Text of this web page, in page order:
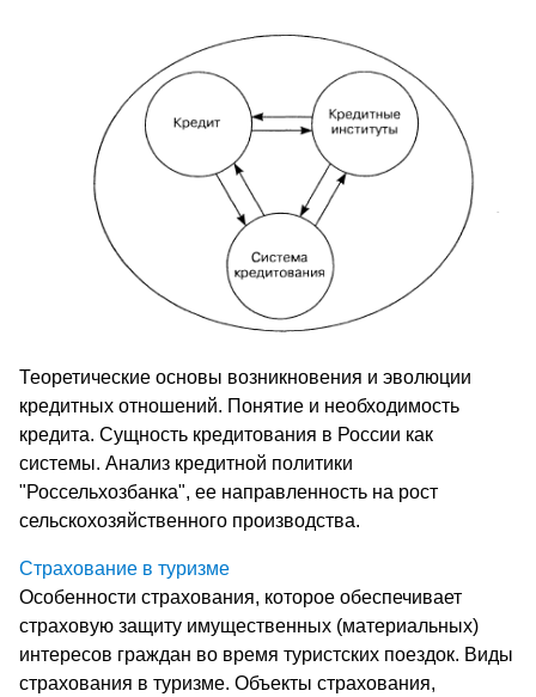
Теоретические основы возникновения и эволюции
кредитных отношений. Понятие и необходимость
кредита. Сущность кредитования в России как
системы. Анализ кредитной политики
"Россельхозбанка", ее направленность на рост
сельскохозяйственного производства.
Страхование в туризме
Особенности страхования, которое обеспечивает
страховую защиту имущественных (материальных)
интересов граждан во время туристских поездок. Виды
страхования в туризме. Объекты страхования,